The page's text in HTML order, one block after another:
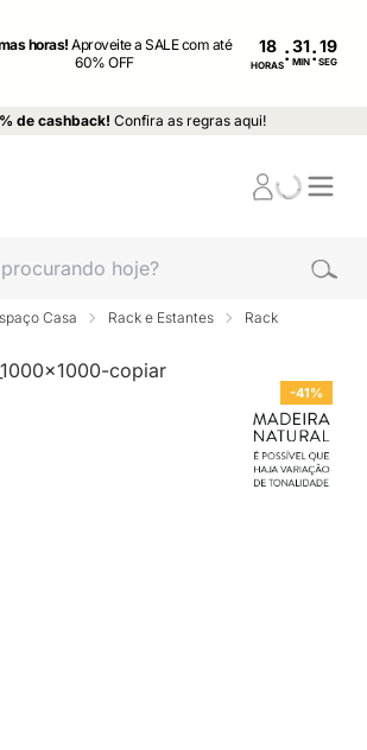
horas!Aproveite a SALE com até
60% OFF
18
HORAS: MIN : SEG
de cashback! Confira as regras aqui!
Casa Rack e Estantes Rack
-41%